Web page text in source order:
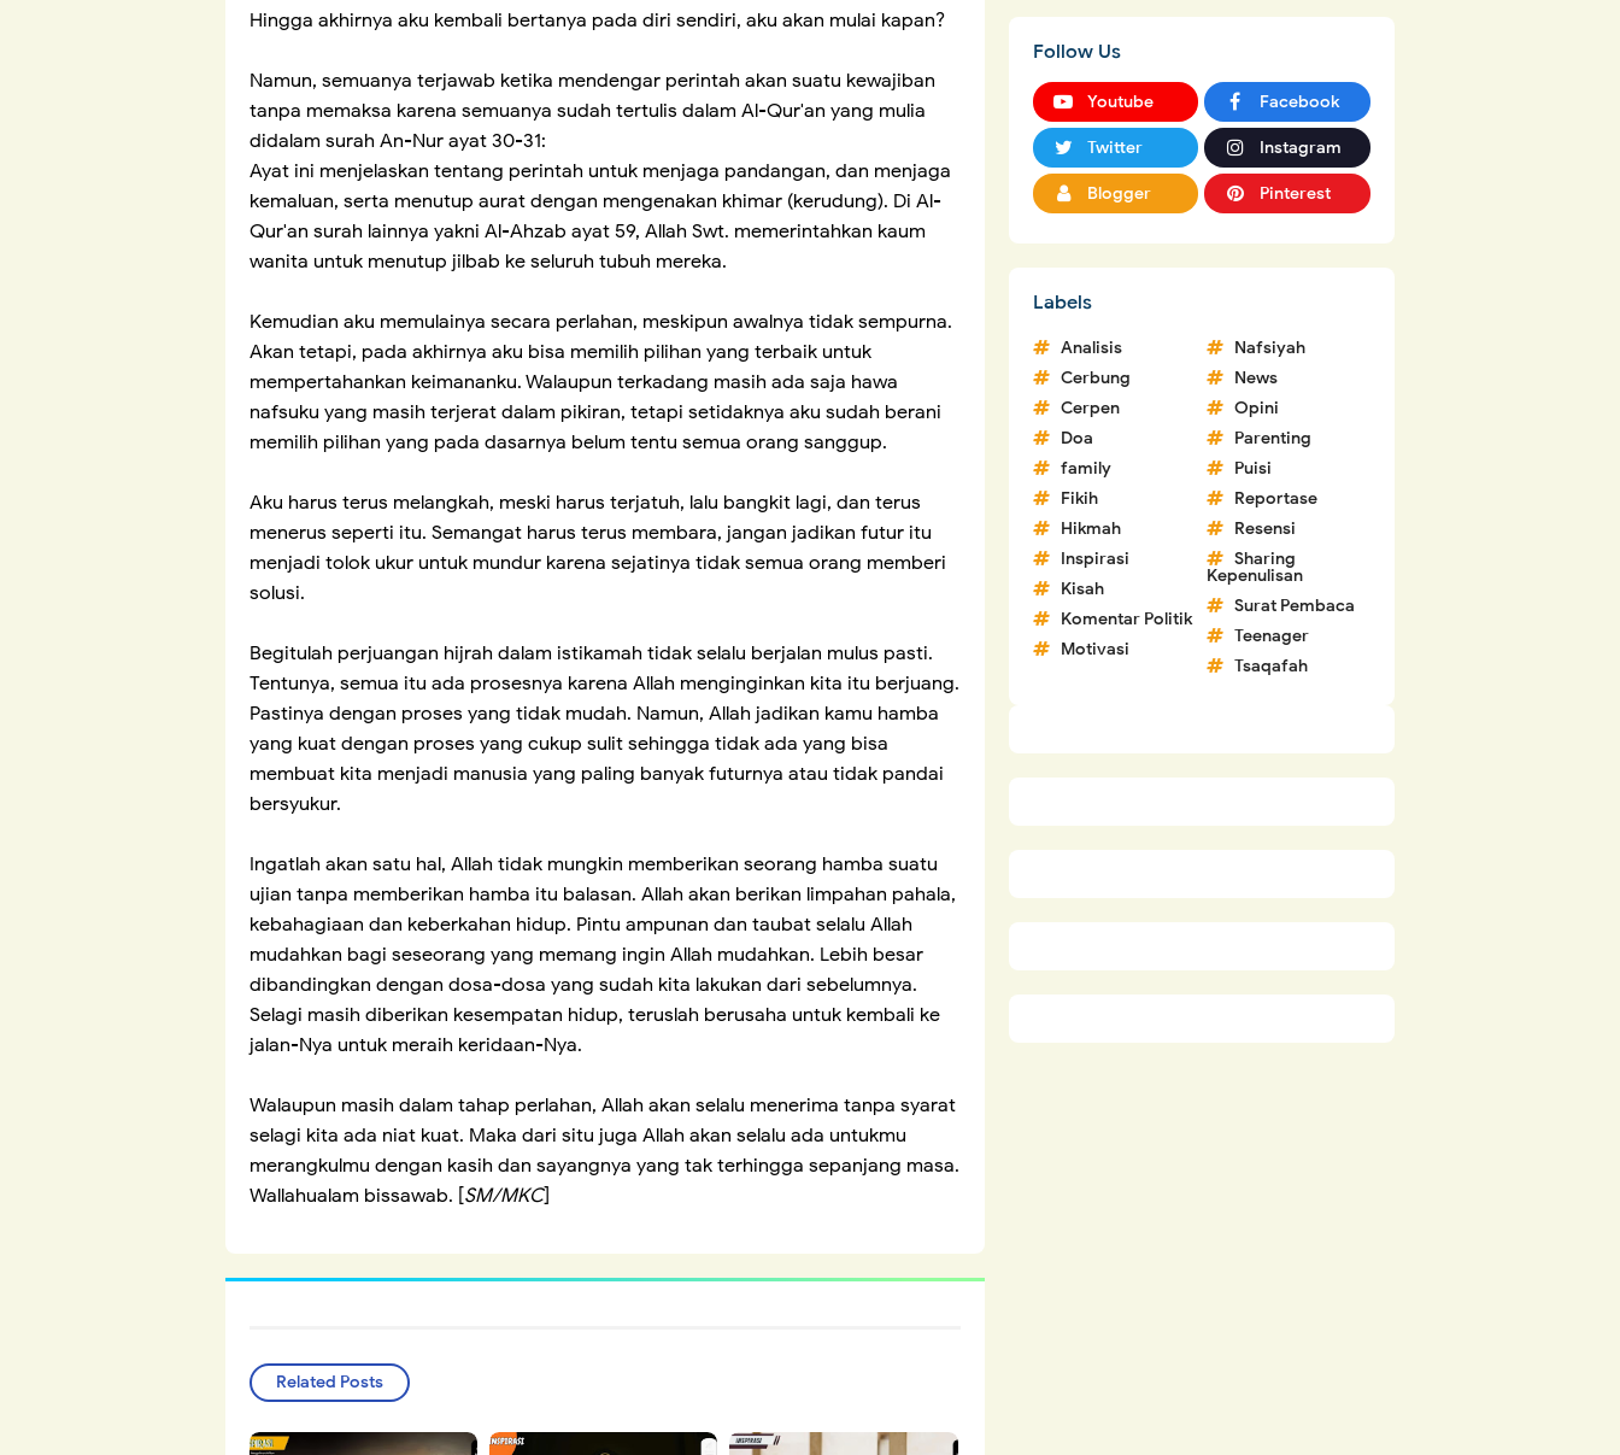
Hingga akhirnya aku kembali bertanya pada diri sendiri, aku akan mulai kapan?
Namun, semuanya terjawab ketika mendengar perintah akan suatu kewajiban
tanpa memaksa karena semuanya sudah tertulis dalam Al-Qur'an yang mulia
didalam surah An-Nur ayat 30-31:
Ayat ini menjelaskan tentang perintah untuk menjaga pandangan, dan menjaga
kemaluan, serta menutup aurat dengan mengenakan khimar (kerudung). Di Al-
Qur'an surah lainnya yakni Al-Ahzab ayat 59, Allah Swt. memerintahkan kaum
wanita untuk menutup jilbab ke seluruh tubuh mereka.
Kemudian aku memulainya secara perlahan, meskipun awalnya tidak sempurna.
Akan tetapi, pada akhirnya aku bisa memilih pilihan yang terbaik untuk
mempertahankan keimananku. Walaupun terkadang masih ada saja hawa
nafsuku yang masih terjerat dalam pikiran, tetapi setidaknya aku sudah berani
memilih pilihan yang pada dasarnya belum tentu semua orang sanggup.
Aku harus terus melangkah, meski harus terjatuh, lalu bangkit lagi, dan terus
menerus seperti itu. Semangat harus terus membara, jangan jadikan futur itu
menjadi tolok ukur untuk mundur karena sejatinya tidak semua orang memberi
solusi.
Begitulah perjuangan hijrah dalam istikamah tidak selalu berjalan mulus pasti.
Tentunya, semua itu ada prosesnya karena Allah menginginkan kita itu berjuang.
Pastinya dengan proses yang tidak mudah. Namun, Allah jadikan kamu hamba
yang kuat dengan proses yang cukup sulit sehingga tidak ada yang bisa
membuat kita menjadi manusia yang paling banyak futurnya atau tidak pandai
bersyukur.
Ingatlah akan satu hal, Allah tidak mungkin memberikan seorang hamba suatu
ujian tanpa memberikan hamba itu balasan. Allah akan berikan limpahan pahala,
kebahagiaan dan keberkahan hidup. Pintu ampunan dan taubat selalu Allah
mudahkan bagi seseorang yang memang ingin Allah mudahkan. Lebih besar
dibandingkan dengan dosa-dosa yang sudah kita lakukan dari sebelumnya.
Selagi masih diberikan kesempatan hidup, teruslah berusaha untuk kembali ke
jalan-Nya untuk meraih keridaan-Nya.
Walaupun masih dalam tahap perlahan, Allah akan selalu menerima tanpa syarat
selagi kita ada niat kuat. Maka dari situ juga Allah akan selalu ada untukmu
merangkulmu dengan kasih dan sayangnya yang tak terhingga sepanjang masa.
Wallahualam bissawab. [SM/MKC]
Related Posts
Follow Us
Youtube Facebook
Twitter Instagram
Blogger Pinterest
Labels
Analisis
Cerbung
Cerpen
Doa
family
Fikih
Hikmah
Inspirasi
Kisah
Komentar Politik
Motivasi
Nafsiyah
News
Opini
Parenting
Puisi
Reportase
Resensi
Sharing
Kepenulisan
Surat Pembaca
Teenager
Tsaqafah